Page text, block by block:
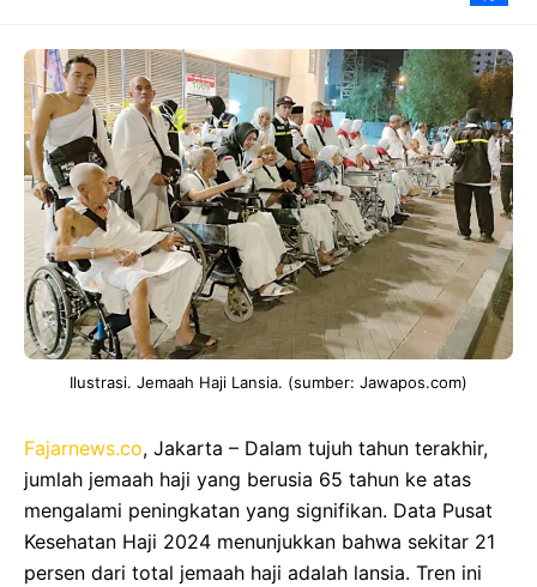
Ilustrasi. Jemaah Haji Lansia. (sumber: Jawapos.com)
Fajarnews.co, Jakarta – Dalam tujuh tahun terakhir,
jumlah jemaah haji yang berusia 65 tahun ke atas
mengalami peningkatan yang signifikan. Data Pusat
Kesehatan Haji 2024 menunjukkan bahwa sekitar 21
persen dari total jemaah haji adalah lansia. Tren ini